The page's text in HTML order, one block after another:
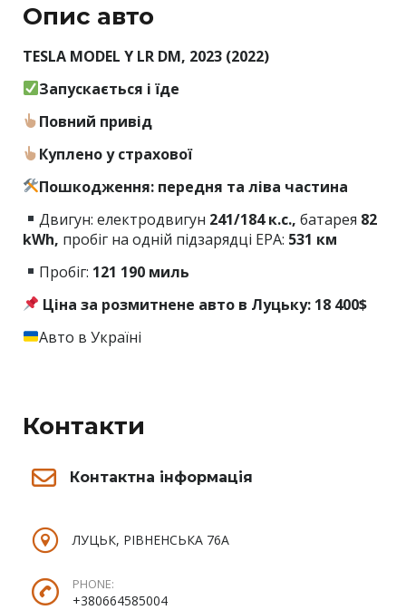
Опис авто
TESLA MODEL Y LR DM, 2023 (2022)
Запускається і їде
Повний привід
Куплено у страхової
Пошкодження: передня та ліва частина
Двигун: електродвигун 241/184 к.с.,батарея 82
kWh, пробіг на одній підзарядці EPA: 531 км
Пробіг: 121 190 миль
Ціна за розмитнене авто в Луцьку: 18 400$
Авто в Україні
Контакти
Контактна інформація
ЛУЦЬК, РІВНЕНСЬКА 76А
PHONE:
+380664585004